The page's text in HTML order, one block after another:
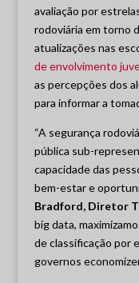
avaliação por
rodoviária em torno
atualizações nas
de envolvimento
as percepções dos
para informar a
“A segurança
pública sub-
capacidade das
bem-estar e
Bradford, Diretor
big data,
de classificação por
governos